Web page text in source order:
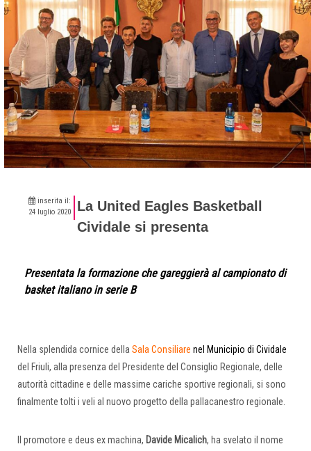
inserita il:
24 luglio 2020
La United Eagles Basketball
Cividale si presenta
Presentata la formazione che gareggierà al campionato di
basket italiano in serie B
Nella splendida cornice della Sala Consiliare nel Municipio di Cividale
del Friuli, alla presenza del Presidente del Consiglio Regionale, delle
autorità cittadine e delle massime cariche sportive regionali, si sono
finalmente tolti i veli al nuovo progetto della pallacanestro regionale.
Il promotore e deus ex machina, Davide Micalich, ha svelato il nome